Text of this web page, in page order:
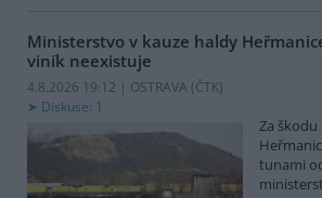
Ministerstvo v kauze haldy
viník neexistuje
4.8.2026 19:12 | OSTRAVA (ČTK)
Diskuse: 1
Za škodu
tunami